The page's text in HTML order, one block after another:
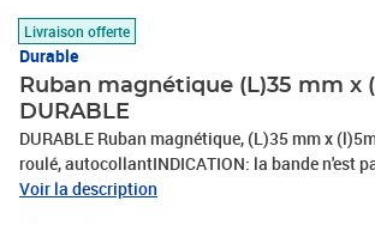
Livraison offerte
Durable
Ruban magnétique (L)35 mm x
DURABLE
DURABLE Ruban magnétique, (L)35 mm x
roulé, autocollantINDICATION: la bande n'est
mais plutôt lespoints de fixation qui s'y
Voir la description